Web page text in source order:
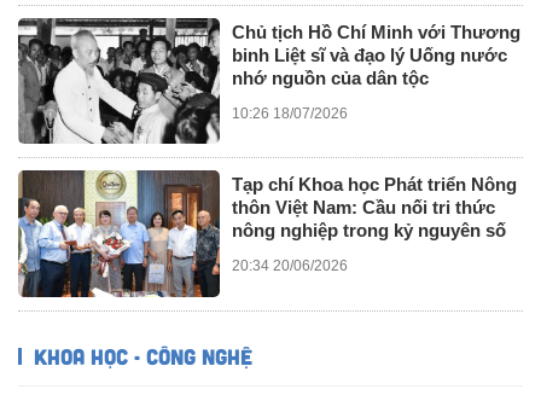
Chủ tịch Hồ Chí Minh với Thương
binh Liệt sĩ và đạo lý Uống nước
nhớ nguồn của dân tộc
10:26 18/07/2026
Tạp chí Khoa học Phát triển Nông
thôn Việt Nam: Cầu nối tri thức
nông nghiệp trong kỷ nguyên số
20:34 20/06/2026
KHOA HỌC - CÔNG NGHỆ